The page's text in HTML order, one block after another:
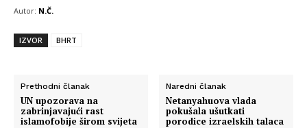
Autor: N.Č.
IZVOR BHRT
Prethodni članak
UN upozorava na
zabrinjavajući rast
islamofobije širom svijeta
Naredni članak
Netanyahuova vlada
pokušala ušutkati
porodice izraelskih talaca